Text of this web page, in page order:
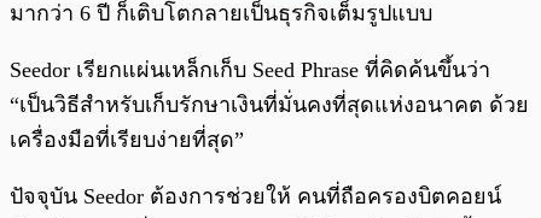
มากว่า 6 ปี ก็เติบโตกลายเป็นธุรกิจเต็มรูปแบบ
Seedor เรียกแผ่นเหล็กเก็บ Seed Phrase ที่คิดค้นขึ้นว่า
“เป็นวิธีสำหรับเก็บรักษาเงินที่มั่นคงที่สุดแห่งอนาคต ด้วย
เครื่องมือที่เรียบง่ายที่สุด”
ปัจจุบัน Seedor ต้องการช่วยให้ คนที่ถือครองบิตคอยน์